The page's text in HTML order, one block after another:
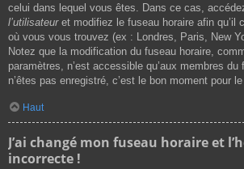
celui dans lequel vous êtes. Dans ce cas,
l’utilisateuret modifiez le fuseau horaire afin qu’il
où vous vous trouvez (ex : Londres, Paris, New
Notez que la modification du fuseau horaire,
paramètres, n’est accessible qu’aux membres
n’êtes pas enregistré, c’est le bon moment pour le
Haut
J’ai changé mon fuseau horaire et
incorrecte !